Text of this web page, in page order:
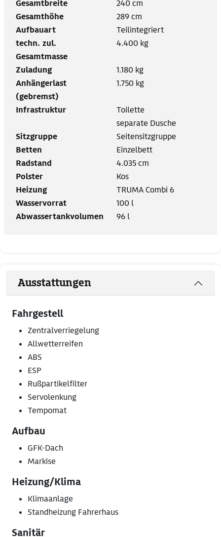
Gesamtbreite
240 cm
Gesamthöhe
289 cm
Aufbauart
Teilintegriert
techn. zul.
Gesamtmasse
4.400 kg
Zuladung
1.180 kg
Anhängerlast
(gebremst)
1.750 kg
Infrastruktur
Toilette
separate Dusche
Sitzgruppe
Seitensitzgruppe
Betten
Einzelbett
Radstand
4.035 cm
Polster
Kos
Heizung
TRUMA Combi 6
Wasservorrat
100 l
Abwassertankvolumen
96 l
Ausstattungen
Fahrgestell
Zentralverriegelung
Allwetterreifen
ABS
ESP
Rußpartikelfilter
Servolenkung
Tempomat
Aufbau
GFK-Dach
Markise
Heizung/Klima
Klimaanlage
Standheizung Fahrerhaus
Sanitär